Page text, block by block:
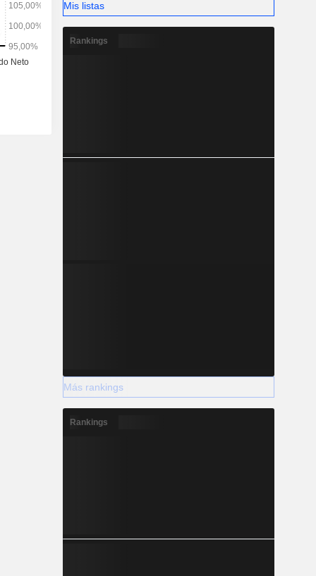
Mis listas
Rankings
Más rankings
Rankings